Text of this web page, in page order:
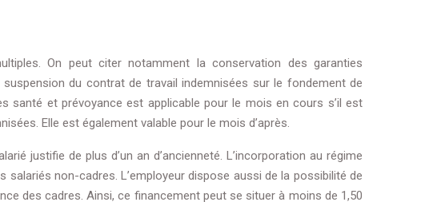
On peut citer notamment la conservation des garanties
du contrat de travail indemnisées sur le fondement de
santé et prévoyance est applicable pour le mois en cours s’il est
Elle est également valable pour le mois d’après.
justifie de plus d’un an d’ancienneté. L’incorporation au régime
non-cadres. L’employeur dispose aussi de la possibilité de
des cadres. Ainsi, ce financement peut se situer à moins de 1,50